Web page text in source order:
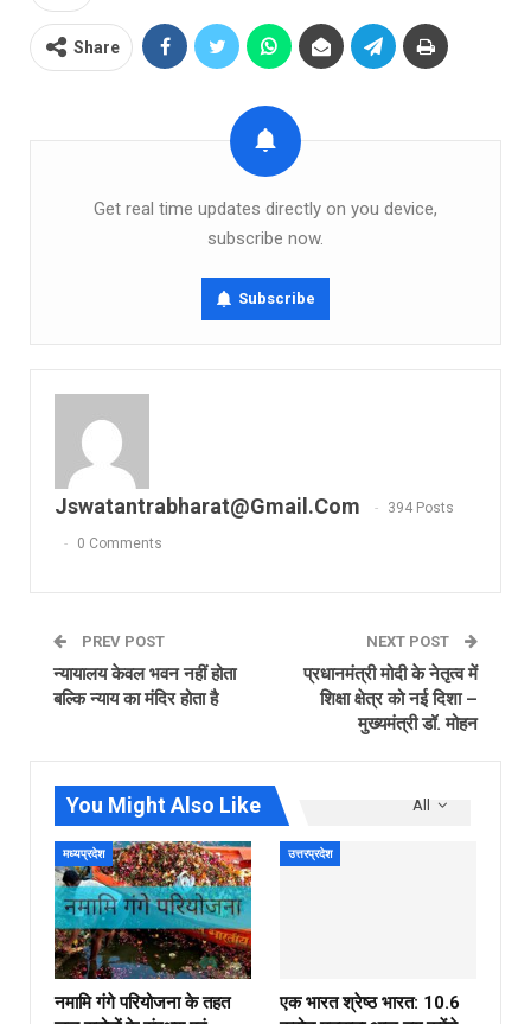
Share
Get real time updates directly on you device,
subscribe now.
Subscribe
Jswatantrabharat@gmail.com 394 Posts
0 Comments
PREV POST
न्यायालय केवल भवन नहीं होता
बल्कि न्याय का मंदिर होता है
NEXT POST
प्रधानमंत्री मोदी के नेतृत्व में
शिक्षा क्षेत्र को नई दिशा –
मुख्यमंत्री डॉ. मोहन
All
You Might Also Like
मध्यप्रदेश
नमामि गंगे परियोजना के तहत
उत्तरप्रदेश
एक भारत श्रेष्ठ भारत: 10.6